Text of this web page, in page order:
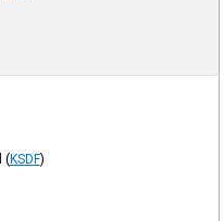
(KSDF)